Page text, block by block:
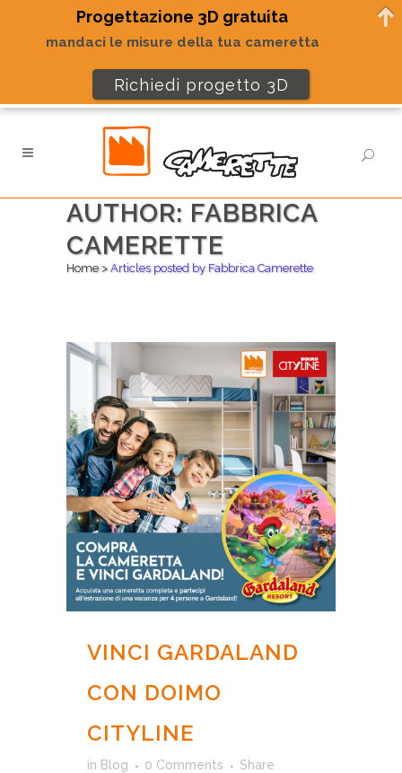
AUTHOR: FABBRICA
CAMERETTE
Home>Articles posted by Fabbrica Camerette
VINCI GARDALAND
CON DOIMO
CITYLINE
in Blog 0 Comments Share
Progettazione 3D gratuita
mandaci le misure della tua cameretta
Richiedi progetto 3D